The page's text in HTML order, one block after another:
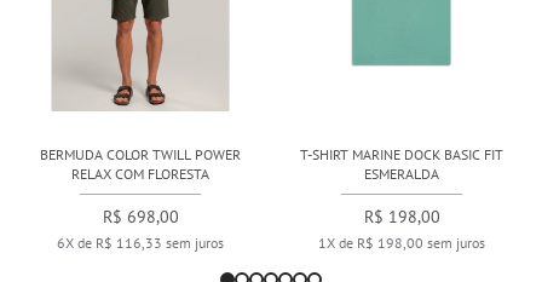
BERMUDA COLOR TWILL POWER
RELAX COM FLORESTA
R$ 698,00
6X de R$ 116,33 sem juros
T-SHIRT MARINE DOCK BASIC FIT
ESMERALDA
R$ 198,00
1X de R$ 198,00 sem juros